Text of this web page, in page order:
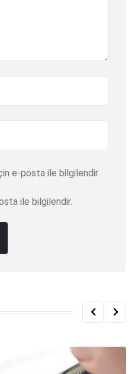
e-posta ile bilgilendir.
ile bilgilendir.